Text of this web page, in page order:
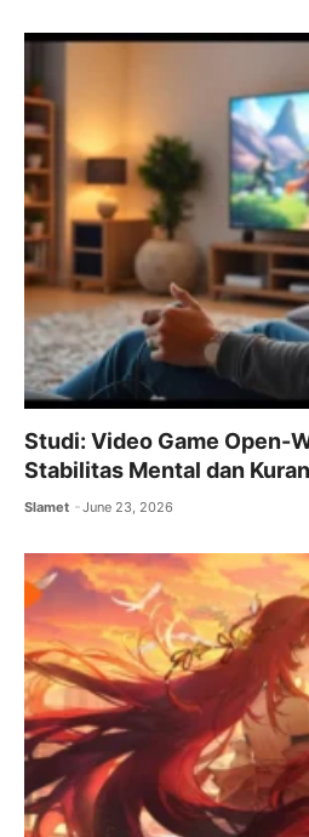
Studi: Video Game Open-
Stabilitas Mental dan
Slamet June 23, 2026